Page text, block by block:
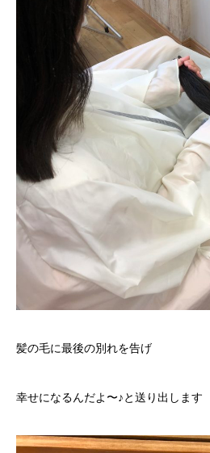
髪の毛に最後の別れを告げ
幸せになるんだよ〜♪と送り出します